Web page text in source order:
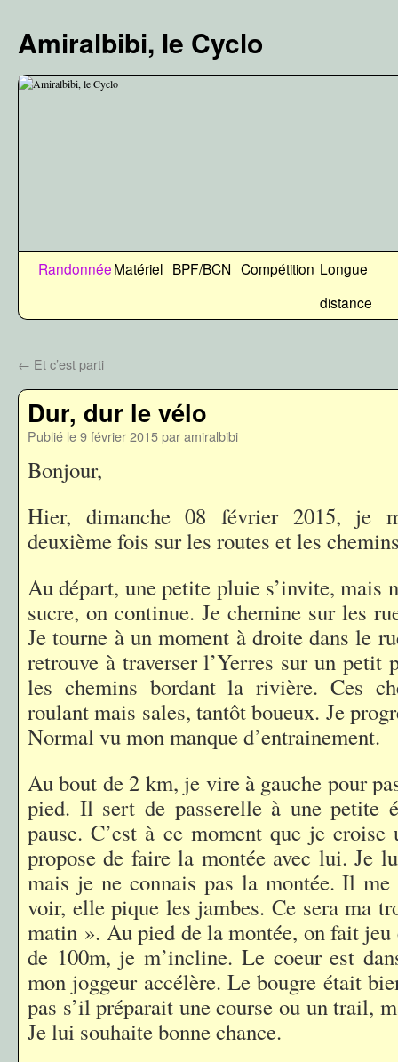
contenu
Amiralbibi, le Cyclo
RandonnéeMatériel BPF/BCN Compétition Longue
distance
← Et c’est parti
Dur, dur le vélo
Publié le9 février 2015paramiralbibi
Bonjour,
Hier, dimanche 08 février 2015, je
deuxième fois sur les routes et les
Au départ, une petite pluie s’invite, mais
sucre, on continue. Je chemine sur les
Je tourne à un moment à droite dans le
retrouve à traverser l’Yerres sur un petit
les chemins bordant la rivière. Ces
roulant mais sales, tantôt boueux. Je
Normal vu mon manque d’entrainement.
Au bout de 2 km, je vire à gauche pour
pied. Il sert de passerelle à une petite
pause. C’est à ce moment que je
propose de faire la montée avec lui. Je
mais je ne connais pas la montée. Il
voir, elle pique les jambes. Ce sera ma
matin ». Au pied de la montée, on fait
de 100m, je m’incline. Le coeur est
mon joggeur accélère. Le bougre était
pas s’il préparait une course ou un trail,
Je lui souhaite bonne chance.